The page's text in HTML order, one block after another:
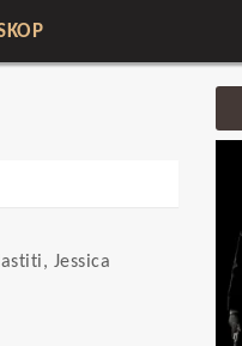
Jessica